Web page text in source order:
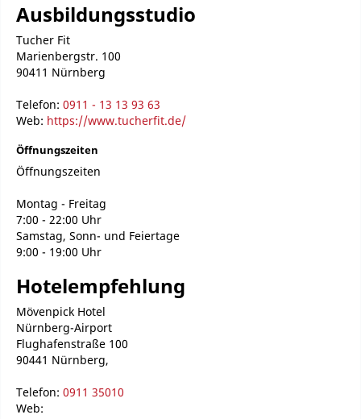
Ausbildungsstudio
Tucher Fit
Marienbergstr. 100
90411 Nürnberg
Telefon: 0911 - 13 13 93 63
Web: https://www.tucherfit.de/
Öffnungszeiten
Öffnungszeiten
Montag - Freitag
7:00 - 22:00 Uhr
Samstag, Sonn- und Feiertage
9:00 - 19:00 Uhr
Hotelempfehlung
Mövenpick Hotel
Nürnberg-Airport
Flughafenstraße 100
90441 Nürnberg,
Telefon: 0911 35010
Web: